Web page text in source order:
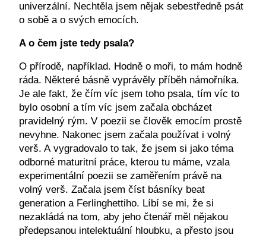
univerzální. Nechtěla jsem nějak sebestředně psát
o sobě a o svých emocích.
A o čem jste tedy psala?
O přírodě, například. Hodně o moři, to mám hodně
ráda. Některé básně vyprávěly příběh námořníka.
Je ale fakt, že čím víc jsem toho psala, tím víc to
bylo osobní a tím víc jsem začala obcházet
pravidelný rým. V poezii se člověk emocím prostě
nevyhne. Nakonec jsem začala používat i volný
verš. A vygradovalo to tak, že jsem si jako téma
odborné maturitní práce, kterou tu máme, vzala
experimentální poezii se zaměřením právě na
volný verš. Začala jsem číst básníky beat
generation a Ferlinghettiho. Líbí se mi, že si
nezakládá na tom, aby jeho čtenář měl nějakou
předepsanou intelektuální hloubku, a přesto jsou